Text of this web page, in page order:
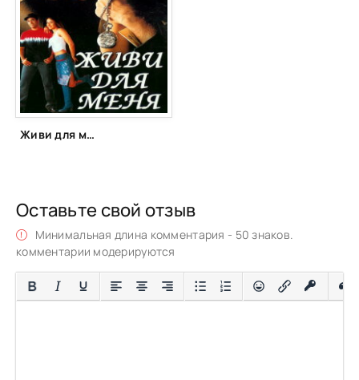
Живи для меня (2002)
Оставьте свой отзыв
Минимальная длина комментария - 50 знаков.
комментарии модерируются